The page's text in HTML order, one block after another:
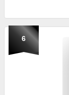
6